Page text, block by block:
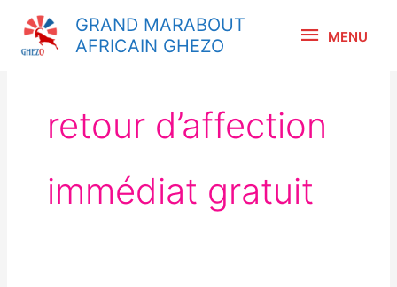
contenu
GRAND MARABOUT
AFRICAIN GHEZO
MENU
retour d’affection
immédiat gratuit